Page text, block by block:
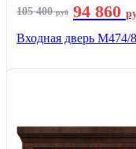
105 400руб 94 860
Входная дверь М474/